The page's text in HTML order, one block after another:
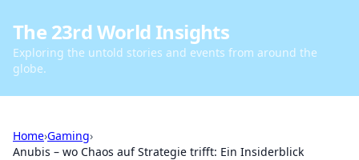
The 23rd World Insights
Exploring the untold stories and events from around the
globe.
Home›Gaming›
Anubis – wo Chaos auf Strategie trifft: Ein Insiderblick